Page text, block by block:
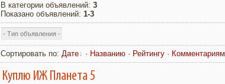
В категории объявлений: 3
Показано объявлений: 1-3
Сортировать по: Дате · Названию · Рейтингу · Комментариям
Куплю ИЖ Планета 5